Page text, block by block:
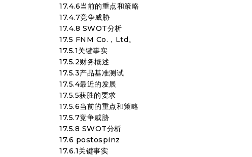
17.4.6当前的重点和策略
17.4.7竞争威胁
17.4.8 SWOT分析
17.5 FNM Co.，Ltd。
17.5.1关键事实
17.5.2财务概述
17.5.3产品基准测试
17.5.4最近的发展
17.5.5获胜的要求
17.5.6当前的重点和策略
17.5.7竞争威胁
17.5.8 SWOT分析
17.6 postospinz
17.6.1关键事实